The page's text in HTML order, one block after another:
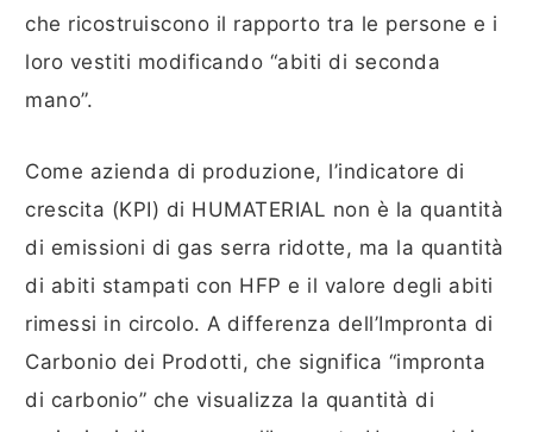
che ricostruiscono il rapporto tra le persone e i
loro vestiti modificando “abiti di seconda
mano”.
Come azienda di produzione, l’indicatore di
crescita (KPI) di HUMATERIAL non è la quantità
di emissioni di gas serra ridotte, ma la quantità
di abiti stampati con HFP e il valore degli abiti
rimessi in circolo. A differenza dell’Impronta di
Carbonio dei Prodotti, che significa “impronta
di carbonio” che visualizza la quantità di